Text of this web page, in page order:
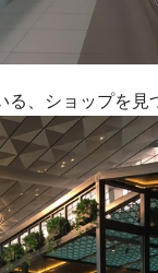
る、ショップを見